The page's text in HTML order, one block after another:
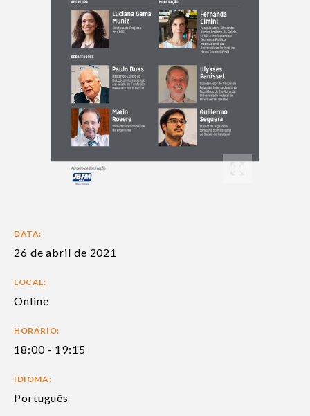
DATA:
26 de abril de 2021
LOCAL:
Online
HORÁRIO:
18:00 - 19:15
IDIOMA:
Português